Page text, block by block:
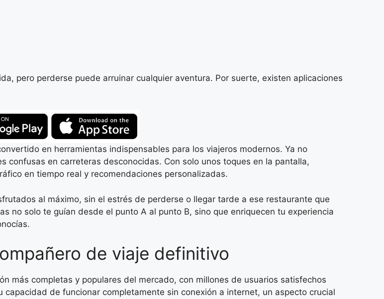
pero perderse puede arruinar cualquier aventura. Por suerte, existen aplicaciones
en herramientas indispensables para los viajeros modernos. Ya no
confusas en carreteras desconocidas. Con solo unos toques en la pantalla,
en tiempo real y recomendaciones personalizadas.
al máximo, sin el estrés de perderse o llegar tarde a ese restaurante que
no solo te guían desde el punto A al punto B, sino que enriquecen tu experiencia
de viaje definitivo
más completas y populares del mercado, con millones de usuarios satisfechos
de funcionar completamente sin conexión a internet, un aspecto crucial